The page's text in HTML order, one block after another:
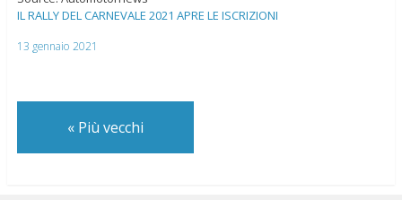
IL RALLY DEL CARNEVALE 2021 APRE LE ISCRIZIONI
13 gennaio 2021
«Più vecchi